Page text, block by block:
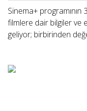
Sinema+
filmlere dair bilgiler ve
geliyor; birbirinden